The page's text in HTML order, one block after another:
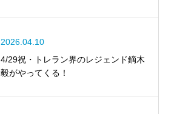
2026.04.10
4/29祝・トレラン界のレジェンド鏑木
毅がやってくる！